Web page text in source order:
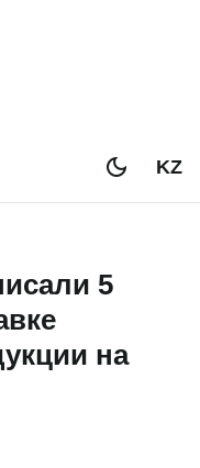
KZ
5
на